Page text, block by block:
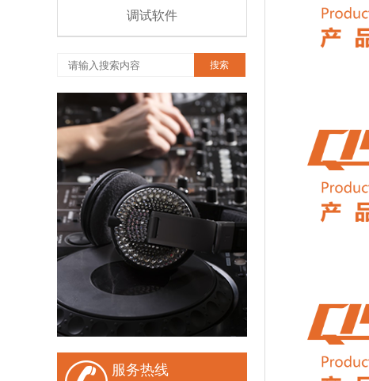
调试软件
搜索
服务热线